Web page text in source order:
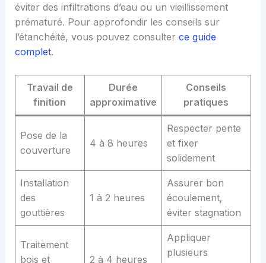
éviter des infiltrations d’eau ou un vieillissement
prématuré. Pour approfondir les conseils sur
l’étanchéité, vous pouvez consulter ce guide
complet.
Travail de
finition
Durée
approximative
Conseils
pratiques
Pose de la
couverture
4 à 8 heures
Respecter pente
et fixer
solidement
Installation
des
gouttières
1 à 2 heures
Assurer bon
écoulement,
éviter stagnation
Traitement
bois et
2 à 4 heures
Appliquer
plusieurs